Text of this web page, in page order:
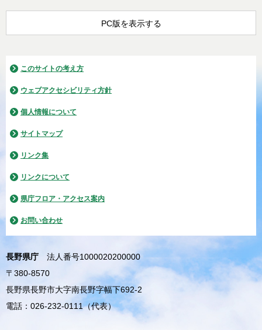
PC版を表示する
このサイトの考え方
ウェブアクセシビリティ方針
個人情報について
サイトマップ
リンク集
リンクについて
県庁フロア・アクセス案内
お問い合わせ
長野県庁
法人番号1000020200000
〒380-8570
長野県長野市大字南長野字幅下692-2
電話：026-232-0111（代表）